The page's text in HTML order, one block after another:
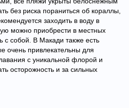
без риска пораниться об кораллы,
заходить в воду в
можно приобрести в местных
с собой. В Макади также есть
очень привлекательны для
с уникальной флорой и
осторожность и за сильных